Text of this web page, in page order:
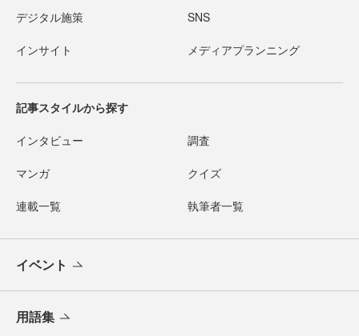
デジタル施策 SNS
インサイト メディアプランニング
記事スタイルから探す
インタビュー 調査
マンガ クイズ
連載一覧 執筆者一覧
イベント
用語集